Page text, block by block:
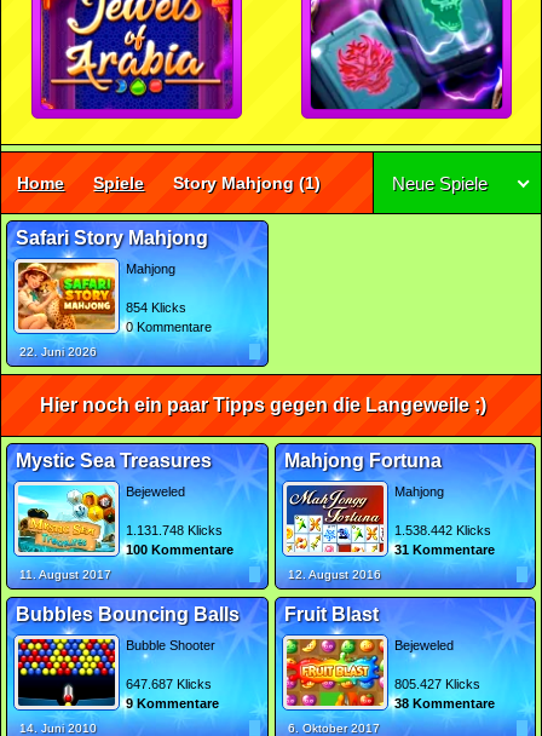
Home Spiele Story Mahjong (1) Neue Spiele
Safari Story Mahjong
Mahjong
854 Klicks
0 Kommentare
22. Juni 2026
Hier noch ein paar Tipps gegen die Langeweile ;)
Mystic Sea Treasures
Bejeweled
1.131.748 Klicks
100 Kommentare
11. August 2017
Mahjong Fortuna
Mahjong
1.538.442 Klicks
31 Kommentare
12. August 2016
Bubbles Bouncing Balls
Bubble Shooter
647.687 Klicks
9 Kommentare
14. Juni 2010
Fruit Blast
Bejeweled
805.427 Klicks
38 Kommentare
6. Oktober 2017